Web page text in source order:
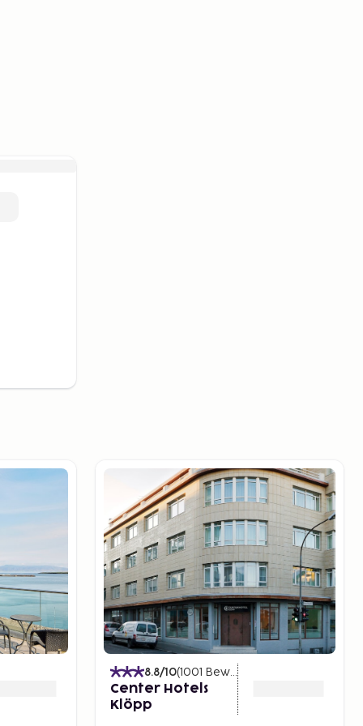
8.8/10(1001 Bewertungen
Center Hotels
Klöpp